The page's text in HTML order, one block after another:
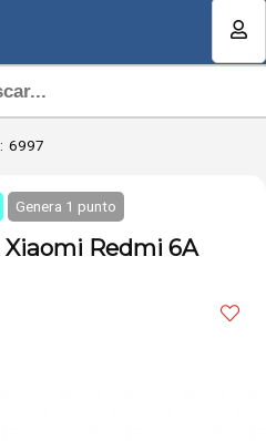
de descuento?
6997
Genera 1 punto
Xiaomi Redmi 6A